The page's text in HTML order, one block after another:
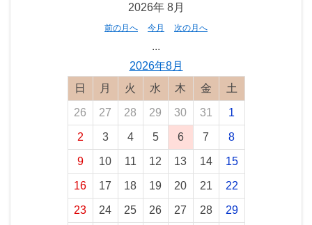
2026年 8月
前の月へ 今月 次の月へ
...
2026年8月
日曜日月曜日火曜日水曜日木曜日金曜日土曜日
26 27 28 29 30 31 1
2 3 4 5 6 7 8
9 10 11 12 13 14 15
16 17 18 19 20 21 22
23 24 25 26 27 28 29